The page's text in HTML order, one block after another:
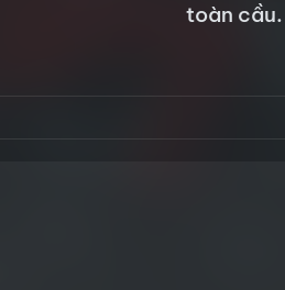
toàn cầu.